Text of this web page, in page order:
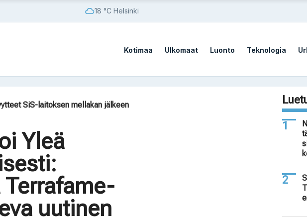
18 °C Helsinki
Kotimaa Ulkomaat Luonto Teknologia
SiS-laitoksen mellakan jälkeen
vaatii AfD:n kieltämistä
Kazakstanissa 70 vuoteen
sotilastukikohdista
Yleä
uutinen